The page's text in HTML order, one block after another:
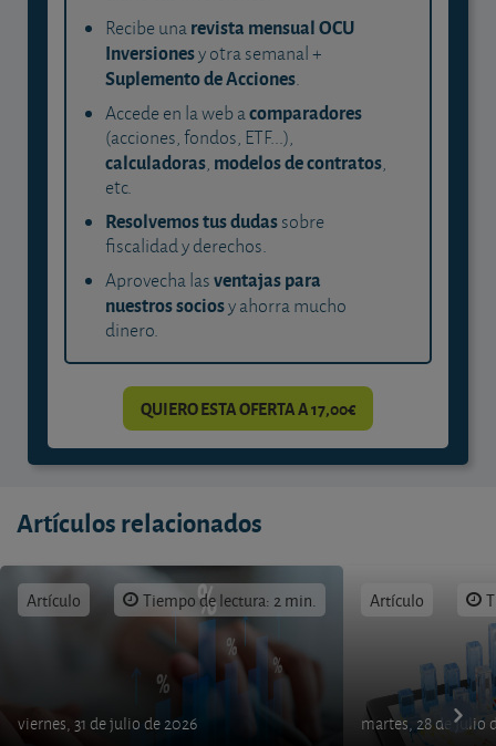
Recibe unarevista mensual OCU
Inversionesy otra semanal +
Suplemento de Acciones.
Accede en la web acomparadores
(acciones, fondos, ETF...),
calculadoras, modelos de contratos,
etc.
Resolvemos tus dudassobre
fiscalidad y derechos.
Aprovecha lasventajas para
nuestros sociosy ahorra mucho
dinero.
QUIERO ESTA OFERTA A 17,00€
Artículos relacionados
Artículo Tiempo de lectura: 2 min.
viernes, 31 de julio de 2026
Artículo
martes, 28 de julio